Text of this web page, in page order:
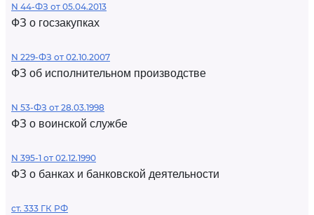
N 44-ФЗ от 05.04.2013
ФЗ о госзакупках
N 229-ФЗ от 02.10.2007
ФЗ об исполнительном производстве
N 53-ФЗ от 28.03.1998
ФЗ о воинской службе
N 395-1 от 02.12.1990
ФЗ о банках и банковской деятельности
ст. 333 ГК РФ